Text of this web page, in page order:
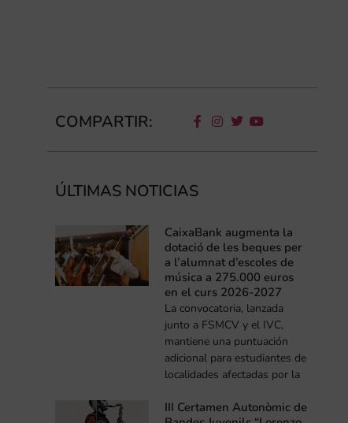
COMPARTIR:
ÚLTIMAS NOTICIAS
CaixaBank augmenta la
dotació de les beques per
a l’alumnat d’escoles de
música a 275.000 euros
en el curs 2026-2027
La convocatoria, lanzada
junto a FSMCV y el IVC,
mantiene una puntuación
adicional para estudiantes de
localidades afectadas por la
III Certamen Autonòmic de